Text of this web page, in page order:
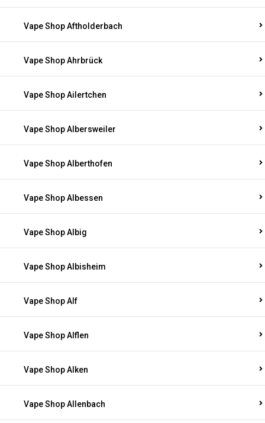
Vape Shop Aftholderbach
Vape Shop Ahrbrück
Vape Shop Ailertchen
Vape Shop Albersweiler
Vape Shop Alberthofen
Vape Shop Albessen
Vape Shop Albig
Vape Shop Albisheim
Vape Shop Alf
Vape Shop Alflen
Vape Shop Alken
Vape Shop Allenbach